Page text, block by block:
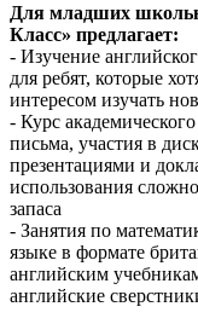
Для младших
Класс» предлагает:
- Изучение
для ребят, которые
интересом изучать
- Курс
письма, участия в
презентациями и
использования
запаса
- Занятия по
языке в формате
английским
английские